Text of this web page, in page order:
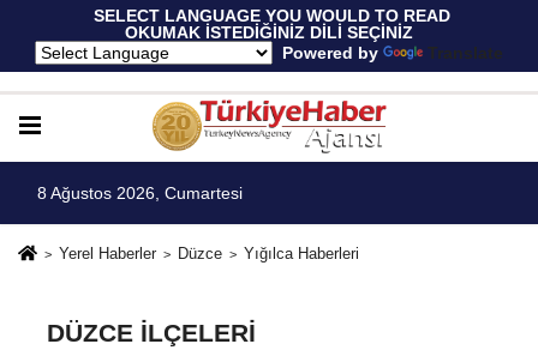
SELECT LANGUAGE YOU WOULD TO READ
OKUMAK İSTEDİĞİNİZ DİLİ SEÇİNİZ
Powered by
Translate
8 Ağustos 2026, Cumartesi
Yerel Haberler Düzce Yığılca Haberleri
DÜZCE İLÇELERI